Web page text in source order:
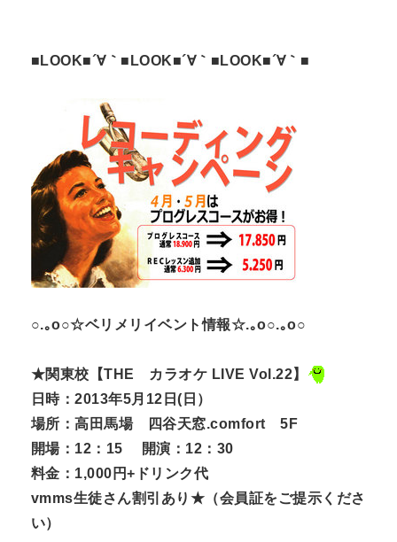
■LOOK■´∀｀■LOOK■´∀｀■LOOK■´∀｀■
○.｡o○☆ベリメリイベント情報☆.｡o○.｡o○
★関東校【THE カラオケ LIVE Vol.22】
日時：2013年5月12日(日）
場所：高田馬場 四谷天窓.comfort 5F
開場：12：15 開演：12：30
料金：1,000円+ドリンク代
vmms生徒さん割引あり★（会員証をご提示くださ
い）